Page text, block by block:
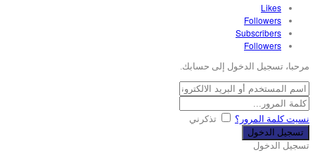
Likes
Followers
Subscribers
Followers
مرحبا، تسجيل الدخول إلى حسابك.
نسيت كلمة المرور؟ تذكرني
تسجيل الدخول